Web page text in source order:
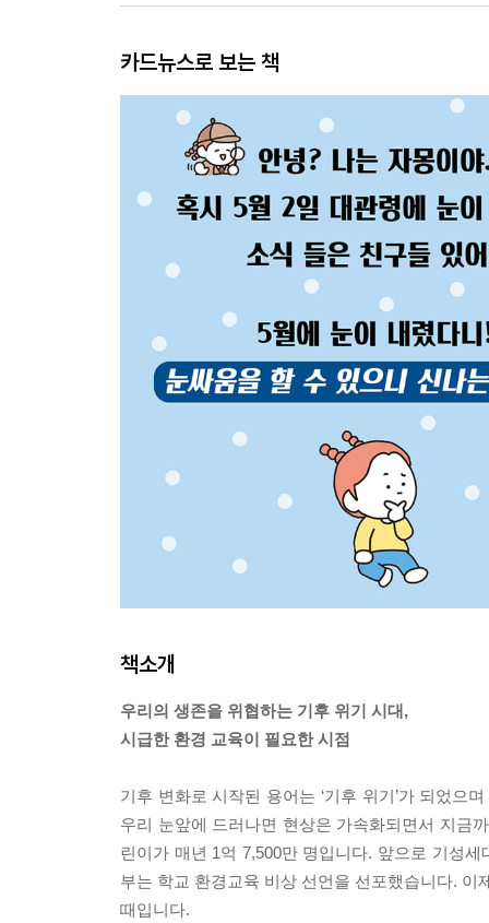
카드뉴스로 보는 책
책소개
우리의 생존을 위협하는 기후 위기 시대,
시급한 환경 교육이 필요한 시점
기후 변화로 시작된 용어는 ‘기후 위기’가 되었으
우리 눈앞에 드러나면 현상은 가속화되면서 지금
린이가 매년 1억 7,500만 명입니다. 앞으로 기성
부는 학교 환경교육 비상 선언을 선포했습니다.
때입니다.